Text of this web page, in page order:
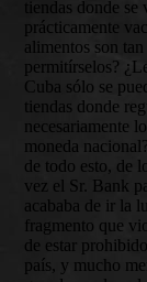
tiendas donde
prácticamente
alimentos son
permitírselos?
Cuba sólo se
tiendas donde
necesariamente
moneda
de todo esto, de
vez el Sr. Bank
acababa de ir la
fragmento que
de estar
país, y mucho